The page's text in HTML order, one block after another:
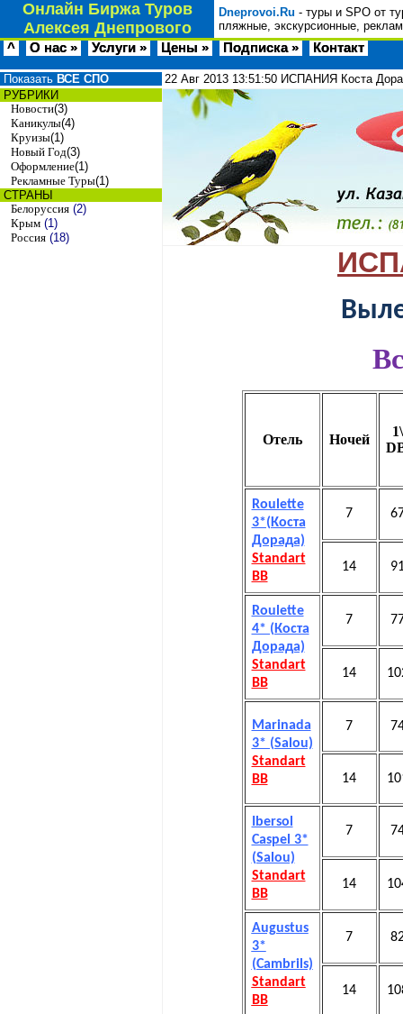
Онлайн Биржа Туров
Алексея Днепрового
Dneprovoi.Ru - туры и SPO от
пляжные, экскурсионные,
^ О нас » Услуги » Цены » Подписка » Контакт
Показать ВСЕ СПО
РУБРИКИ
Новости(3)
Каникулы(4)
Круизы(1)
Новый Год(3)
Оформление(1)
Рекламные Туры(1)
СТРАНЫ
Белоруссия (2)
Крым (1)
Россия (18)
22 Авг 2013 13:51:50 ИСПАНИЯ Коста
Отель Ночей
Roulette
3*(Коста
Дорада)
Standart
BB
7
14
Roulette
4* (Коста
Дорада)
Standart
BB
7
14
Marinada
3* (Salou)
Standart
BB
7
14
Ibersol
Caspel 3*
(Salou)
Standart
BB
7
14
Augustus
3*
(Cambrils)
Standart
BB
7
14